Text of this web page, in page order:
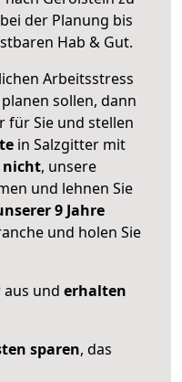
der Planung bis
Hab & Gut.
Arbeitsstress
sollen, dann
für Sie und stellen
in Salzgitter mit
nicht, unsere
und lehnen Sie
9 Jahre
und holen Sie
aus und erhalten
sparen, das